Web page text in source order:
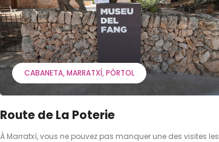
CABANETA MARRATXÍ PÒRTOL
Route de La Poterie
À Marratxí, vous ne pouvez pas manquer une des visites les